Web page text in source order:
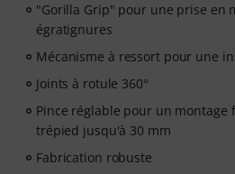
"Gorilla Grip" pour une prise en
égratignures
Mécanisme à ressort pour une
Joints à rotule 360°
Pince réglable pour un montage
trépied jusqu'à 30 mm
Fabrication robuste